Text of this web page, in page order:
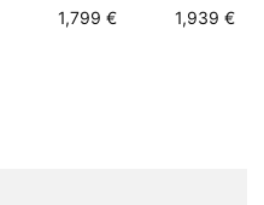
1,799 € 1,939 €